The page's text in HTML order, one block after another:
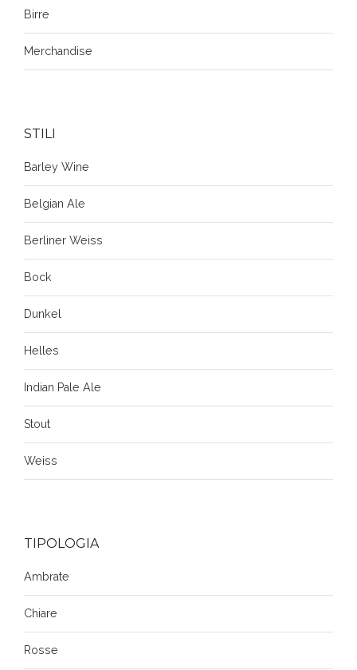
Birre
Merchandise
STILI
Barley Wine
Belgian Ale
Berliner Weiss
Bock
Dunkel
Helles
Indian Pale Ale
Stout
Weiss
TIPOLOGIA
Ambrate
Chiare
Rosse